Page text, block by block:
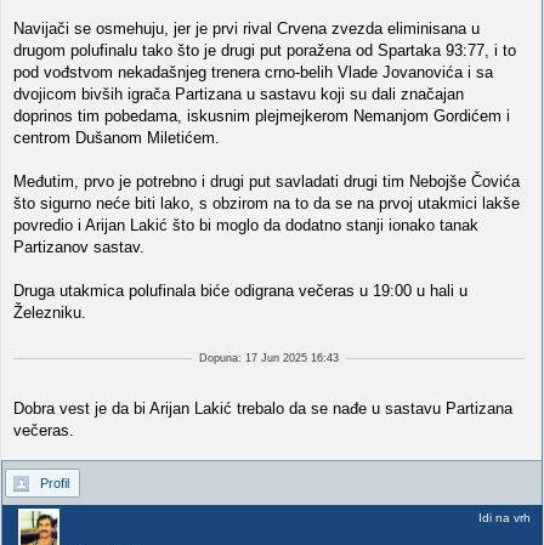
Navijači se osmehuju, jer je prvi rival Crvena zvezda eliminisana u
drugom polufinalu tako što je drugi put poražena od Spartaka 93:77, i to
pod vođstvom nekadašnjeg trenera crno-belih Vlade Jovanovića i sa
dvojicom bivših igrača Partizana u sastavu koji su dali značajan
doprinos tim pobedama, iskusnim plejmejkerom Nemanjom Gordićem i
centrom Dušanom Miletićem.
Međutim, prvo je potrebno i drugi put savladati drugi tim Nebojše Čovića
što sigurno neće biti lako, s obzirom na to da se na prvoj utakmici lakše
povredio i Arijan Lakić što bi moglo da dodatno stanji ionako tanak
Partizanov sastav.
Druga utakmica polufinala biće odigrana večeras u 19:00 u hali u
Železniku.
Dopuna: 17 Jun 2025 16:43
Dobra vest je da bi Arijan Lakić trebalo da se nađe u sastavu Partizana
večeras.
Profil
Idi na vrh